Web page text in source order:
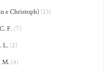
e Christoph) (23)
F.(7)
L. (2)
M. (4)